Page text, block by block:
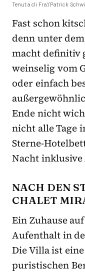
Tenuta di Fra’/Patrick
Fast schon
denn unter
macht definitiv
weinselig vom
oder einfach
Ende nicht
nicht alle Tage
Sterne-
Nacht inklusive
NACH DEN
CHALET
Ein Zuhause
Aufenthalt in
Die Villa ist
puristischen